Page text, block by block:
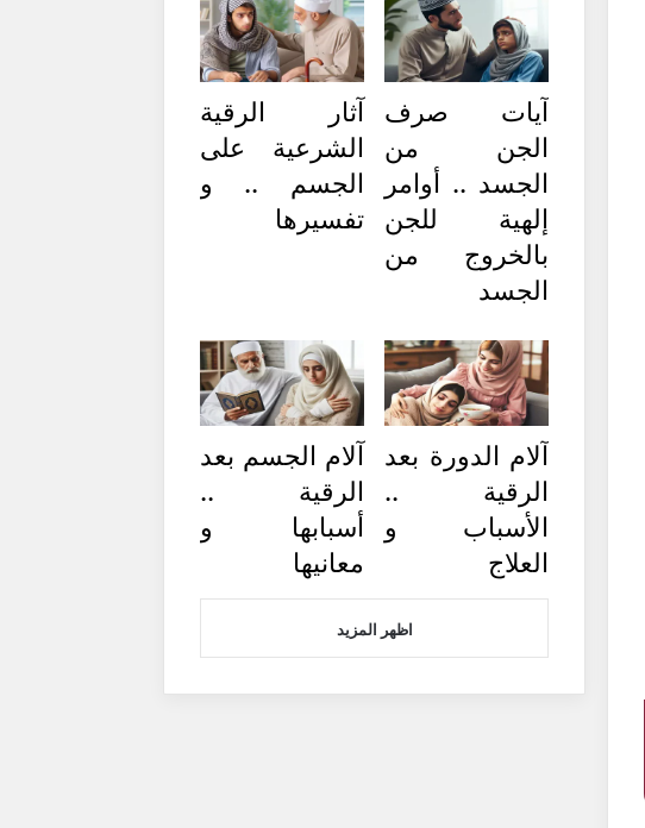
آيات صرف
الجن من
الجسد .. أوامر
إلهية للجن
بالخروج من
الجسد
آثار الرقية
الشرعية على
الجسم .. و
تفسيرها
آلام الدورة بعد
الرقية ..
الأسباب و
العلاج
آلام الجسم بعد
الرقية ..
أسبابها و
معانيها
اظهر المزيد